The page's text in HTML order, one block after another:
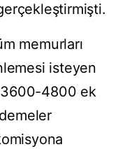
memurları
isteyen
4800 ek